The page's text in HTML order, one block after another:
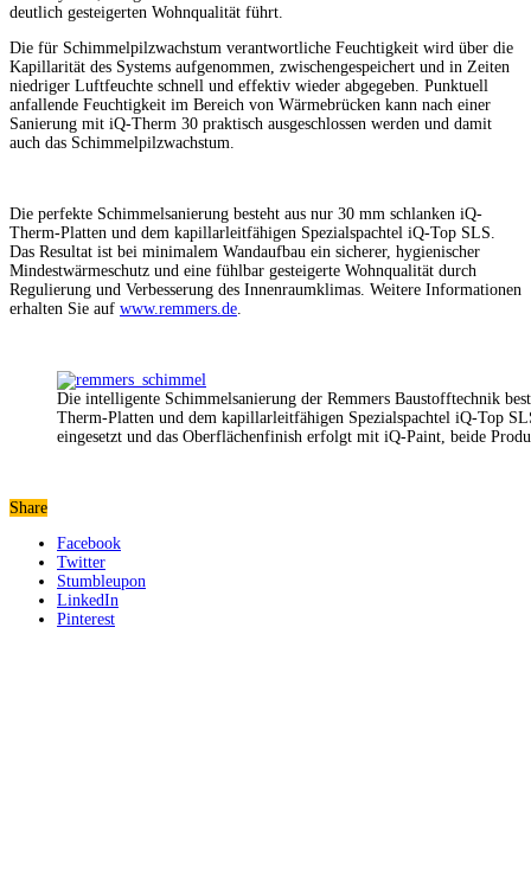
deutlich gesteigerten Wohnqualität führt.
Die für Schimmelpilzwachstum verantwortliche Feuchtigkeit wird über die
Kapillarität des Systems aufgenommen, zwischengespeichert und in Zeiten
niedriger Luftfeuchte schnell und effektiv wieder abgegeben. Punktuell
anfallende Feuchtigkeit im Bereich von Wärmebrücken kann nach einer
Sanierung mit iQ-Therm 30 praktisch ausgeschlossen werden und damit
auch das Schimmelpilzwachstum.
Die perfekte Schimmelsanierung besteht aus nur 30 mm schlanken iQ-
Therm-Platten und dem kapillarleitfähigen Spezialspachtel iQ-Top SLS.
Das Resultat ist bei minimalem Wandaufbau ein sicherer, hygienischer
Mindestwärmeschutz und eine fühlbar gesteigerte Wohnqualität durch
Regulierung und Verbesserung des Innenraumklimas. Weitere Informationen
erhalten Sie auf www.remmers.de.
Die intelligente Schimmelsanierung der Remmers Baustofftechnik
Therm-Platten und dem kapillarleitfähigen Spezialspachtel iQ-Top
eingesetzt und das Oberflächenfinish erfolgt mit iQ-Paint, beide
Share
Facebook
Twitter
Stumbleupon
LinkedIn
Pinterest